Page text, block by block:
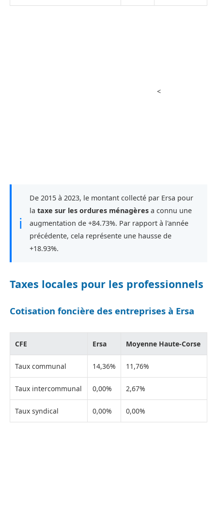
<
ℹ
De 2015 à 2023, le montant collecté par Ersa pour
la taxe sur les ordures ménagères a connu une
augmentation de +84.73%. Par rapport à l'année
précédente, cela représente une hausse de
+18.93%.
Taxes locales pour les professionnels
Cotisation foncière des entreprises à Ersa
CFE Ersa Moyenne Haute-Corse
Taux communal 14,36% 11,76%
Taux intercommunal 0,00% 2,67%
Taux syndical 0,00% 0,00%